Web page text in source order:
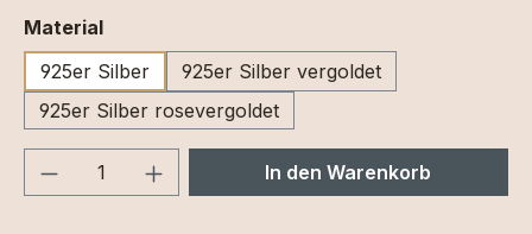
Materialauswählen
925er Silber
925er Silber vergoldet
925er Silber rosevergoldet
Produkt Anzahl: Gib denIn den Warenkorb